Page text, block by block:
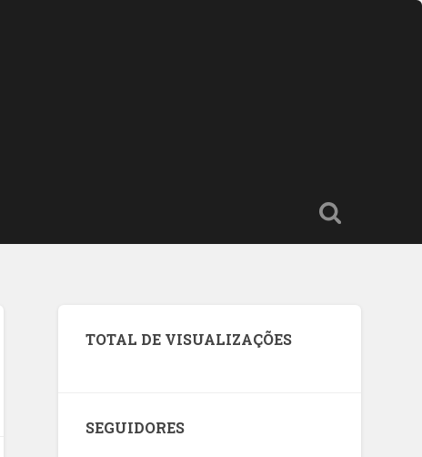
TOTAL DE VISUALIZAÇÕES
SEGUIDORES